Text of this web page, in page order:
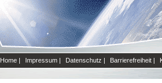
Home | Impressum | Datenschutz | Barrierefreiheit |